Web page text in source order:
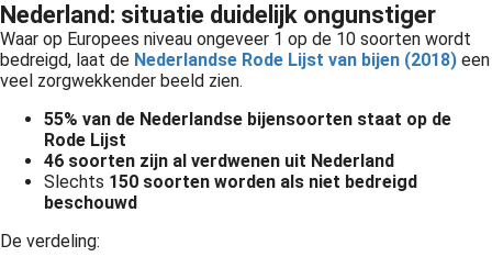
Nederland: situatie duidelijk ongunstiger
Waar op Europees niveau ongeveer 1 op de 10 soorten wordt
bedreigd, laat de Nederlandse Rode Lijst van bijen (2018) een
veel zorgwekkender beeld zien.
55% van de Nederlandse bijensoorten staat op de
Rode Lijst
46 soorten zijn al verdwenen uit Nederland
Slechts 150 soorten worden als niet bedreigd
beschouwd
De verdeling: